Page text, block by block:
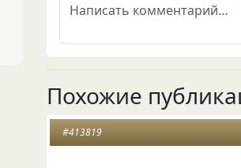
Похожие
#413819